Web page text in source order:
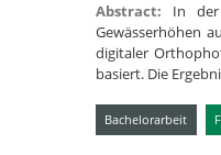
Abstract: In der
Gewässerhöhen
digitaler
basiert. Die
Bachelorarbeit